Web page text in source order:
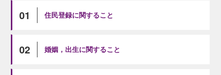
01 住民登録に関すること
02 婚姻，出生に関すること